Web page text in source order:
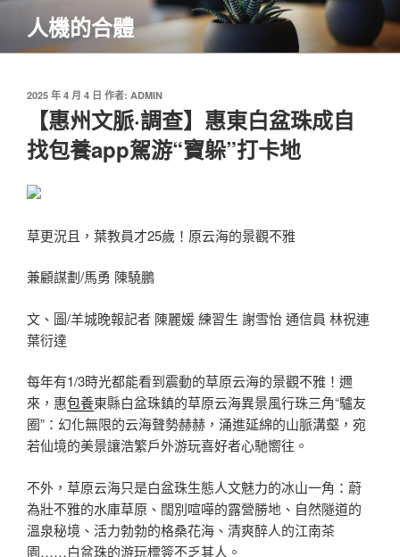
主
人機的合體
發
2025 年 4 月 4 日 作者: ADMIN
【惠州文脈·調查】惠東白盆珠成自
找包養app駕游“寶躲”打卡地
草更況且，葉教員才25歲！原云海的景觀不雅
兼顧謀劃/馬勇 陳驍鵬
文、圖/羊城晚報記者 陳麗媛 練習生 謝雪怡 通信員 林祝連
葉衍達
每年有1/3時光都能看到震動的草原云海的景觀不雅！邇
來，惠包養東縣白盆珠鎮的草原云海異景風行珠三角“驢友
圈”：幻化無限的云海聲勢赫赫，涌進延綿的山脈溝壑，宛
若仙境的美景讓浩繁戶外游玩喜好者心馳嚮往。
不外，草原云海只是白盆珠生態人文魅力的冰山一角：蔚
為壯不雅的水庫草原、闊別喧嘩的露營勝地、自然隧道的
溫泉秘境、活力勃勃的格桑花海、清爽醉人的江南茶
園……白盆珠的游玩標簽不乏其人。